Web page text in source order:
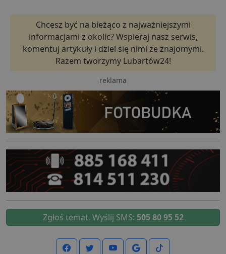
Chcesz być na bieżąco z najważniejszymi
informacjami z okolic? Wspieraj nasz serwis,
komentuj artykuły i dziel się nimi ze znajomymi.
Razem tworzymy Lubartów24!
reklama
Zgłoś temat. Wyślij SMS: 505 80 95 52